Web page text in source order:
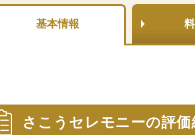
基本情報
さこうセレモニーの評価